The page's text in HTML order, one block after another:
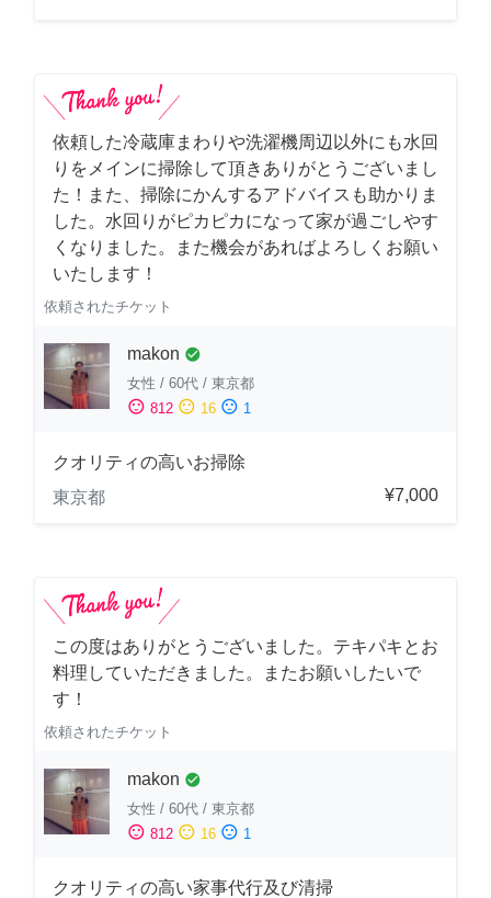
依頼した冷蔵庫まわりや洗濯機周辺以外にも水回
りをメインに掃除して頂きありがとうございまし
た！また、掃除にかんするアドバイスも助かりま
した。水回りがピカピカになって家が過ごしやす
くなりました。また機会があればよろしくお願い
いたします！
依頼されたチケット
makon check_circle
女性 / 60代 / 東京都
sentiment_satisfied 812 sentiment_neutral 16 sentiment_dissatisfied 1
クオリティの高いお掃除
東京都
¥7,000
この度はありがとうございました。テキパキとお
料理していただきました。またお願いしたいで
す！
依頼されたチケット
makon check_circle
女性 / 60代 / 東京都
sentiment_satisfied 812 sentiment_neutral 16 sentiment_dissatisfied 1
クオリティの高い家事代行及び清掃